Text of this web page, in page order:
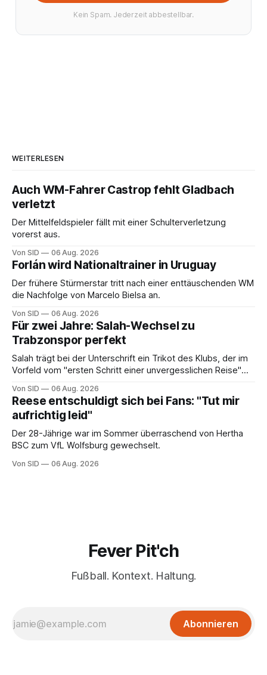
Kein Spam. Jederzeit abbestellbar.
WEITERLESEN
Auch WM-Fahrer Castrop fehlt Gladbach
verletzt
Der Mittelfeldspieler fällt mit einer Schulterverletzung
vorerst aus.
Von SID 06 Aug. 2026
Forlán wird Nationaltrainer in Uruguay
Der frühere Stürmerstar tritt nach einer enttäuschenden WM
die Nachfolge von Marcelo Bielsa an.
Von SID 06 Aug. 2026
Für zwei Jahre: Salah-Wechsel zu
Trabzonspor perfekt
Salah trägt bei der Unterschrift ein Trikot des Klubs, der im
Vorfeld vom "ersten Schritt einer unvergesslichen Reise"
Von SID 06 Aug. 2026
Reese entschuldigt sich bei Fans: "Tut mir
aufrichtig leid"
Der 28-Jährige war im Sommer überraschend von Hertha
BSC zum VfL Wolfsburg gewechselt.
Von SID 06 Aug. 2026
Fever Pit'ch
Fußball. Kontext. Haltung.
Abonnieren